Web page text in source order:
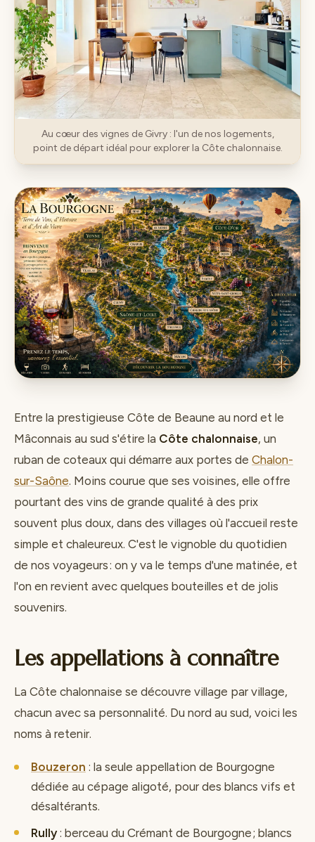
Au cœur des vignes de Givry : l'un de nos logements,
point de départ idéal pour explorer la Côte chalonnaise.
Entre la prestigieuse Côte de Beaune au nord et le
Mâconnais au sud s'étire la Côte chalonnaise, un
ruban de coteaux qui démarre aux portes de Chalon-
sur-Saône. Moins courue que ses voisines, elle offre
pourtant des vins de grande qualité à des prix
souvent plus doux, dans des villages où l'accueil reste
simple et chaleureux. C'est le vignoble du quotidien
de nos voyageurs : on y va le temps d'une matinée, et
l'on en revient avec quelques bouteilles et de jolis
souvenirs.
Les appellations à connaître
La Côte chalonnaise se découvre village par village,
chacun avec sa personnalité. Du nord au sud, voici les
noms à retenir.
Bouzeron : la seule appellation de Bourgogne
dédiée au cépage aligoté, pour des blancs vifs et
désaltérants.
Rully: berceau du Crémant de Bourgogne ; blancs